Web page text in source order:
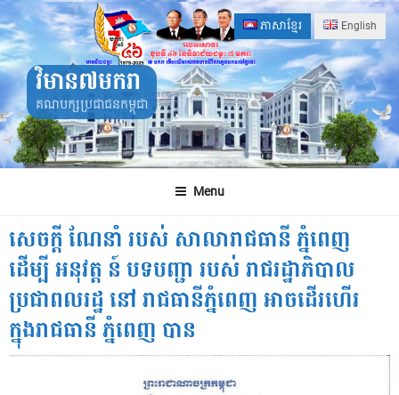
Skip
to
content
ភាសាខ្មែរ English
វិមាន៧មករា
គណបក្សប្រជាជនកម្ពុជា
Menu
សេចក្តី ណែនាំ របស់ សាលារាជធានី ភ្នំពេញ
ដើម្បី អនុវត្ត ន៍ បទបញ្ជា របស់ រាជរដ្ឋាភិបាល
ប្រជាពលរដ្ឋ នៅ រាជធានីភ្នំពេញ អាចដេីរហេីរ
ក្នុងរាជធានី ភ្នំពេញ បាន